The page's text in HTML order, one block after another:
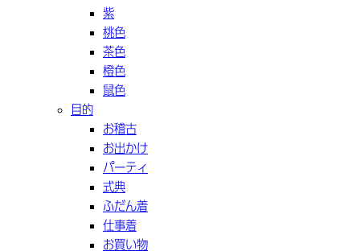
紫
桃色
茶色
橙色
鼠色
目的
お稽古
お出かけ
パーティ
式典
ふだん着
仕事着
お買い物